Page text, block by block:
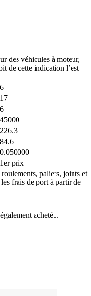
des véhicules à moteur,
de cette indication l’est
6
17
6
45000
226.3
84.6
0.050000
1er prix
paliers, joints et
frais de port à partir de
acheté...